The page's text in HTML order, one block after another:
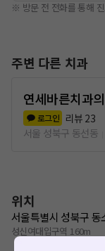
※ 방문 전 전화를 통해
주변 다른 치과
연세바른치과
로그인 리뷰 23
서울 성북구 동선동
위치
서울특별시 성북구 동
성신여대입구역 160m